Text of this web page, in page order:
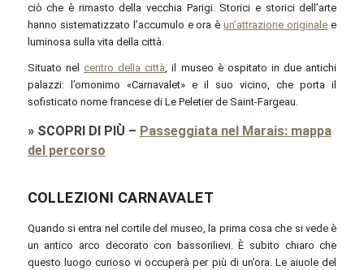
ciò che è rimasto della vecchia Parigi. Storici e storici dell’arte
hanno sistematizzato l’accumulo e ora èun’attrazione originale e
luminosa sulla vita della città.
Situato nel centro della città , il museo è ospitato in due antichi
palazzi: l’omonimo «Carnavalet» e il suo vicino, che porta il
sofisticato nome francese di Le Peletier de Saint-Fargeau.
» SCOPRI DI PIÙ – Passeggiata nel Marais: mappa
del percorso
COLLEZIONI CARNAVALET
Quando si entra nel cortile del museo, la prima cosa che si vede è
un antico arco decorato con bassorilievi. È subito chiaro che
questo luogo curioso vi occuperà per più di un’ora. Le aiuole del